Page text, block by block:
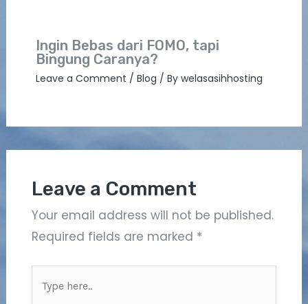
Ingin Bebas dari FOMO, tapi
Bingung Caranya?
Leave a Comment / Blog / By welasasihhosting
Leave a Comment
Your email address will not be published.
Required fields are marked *
here..